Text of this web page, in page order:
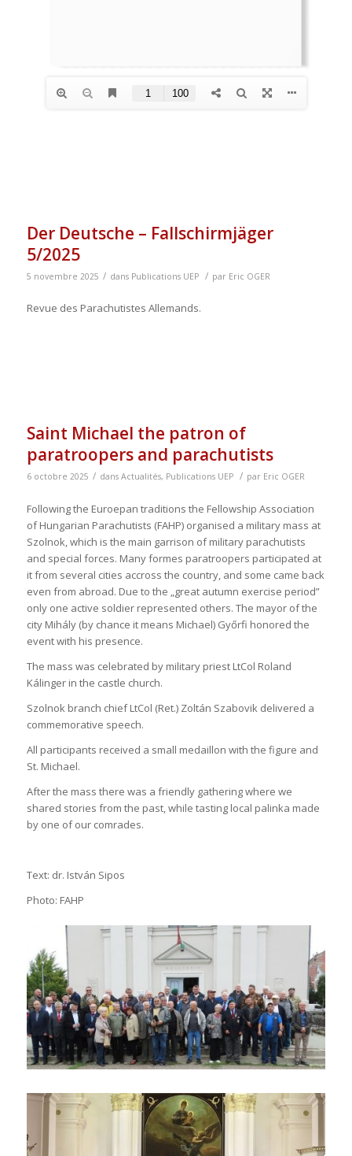
Der Deutsche – Fallschirmjäger
5/2025
5 novembre 2025 / dans Publications UEP / par Eric OGER
Revue des Parachutistes Allemands.
Saint Michael the patron of
paratroopers and parachutists
6 octobre 2025 / dans Actualités, Publications UEP / par Eric OGER
Following the Euroepan traditions the Fellowship Association
of Hungarian Parachutists (FAHP) organised a military mass at
Szolnok, which is the main garrison of military parachutists
and special forces. Many formes paratroopers participated at
it from several cities accross the country, and some came back
even from abroad. Due to the „great autumn exercise period”
only one active soldier represented others. The mayor of the
city Mihály (by chance it means Michael) Győrfi honored the
event with his presence.
The mass was celebrated by military priest LtCol Roland
Kálinger in the castle church.
Szolnok branch chief LtCol (Ret.) Zoltán Szabovik delivered a
commemorative speech.
All participants received a small medaillon with the figure and
St. Michael.
After the mass there was a friendly gathering where we
shared stories from the past, while tasting local palinka made
by one of our comrades.
Text: dr. István Sipos
Photo: FAHP